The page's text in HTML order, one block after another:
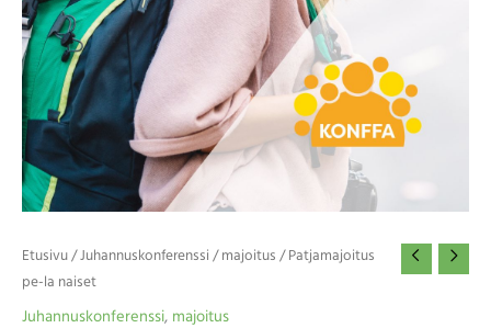
Etusivu /Juhannuskonferenssi / majoitus / Patjamajoitus
pe-la naiset
Juhannuskonferenssi, majoitus